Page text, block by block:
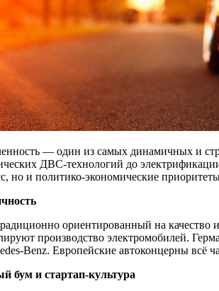
— один из самых динамичных и
ДВС-технологий до
но и политико-экономические
ориентированный на качество
производство электромобилей.
Benz. Европейские автоконцерны всё
и стартап-культура